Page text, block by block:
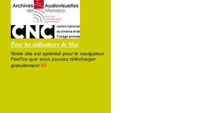
Pour les utilisateurs de Mac
Notre site est optimisé pour le navigateur
FireFox que vous pouvez télécharger
gratuitement ici